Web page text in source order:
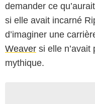
demander ce
si elle avait incarné
d’imaginer une
Weaver si elle
mythique.